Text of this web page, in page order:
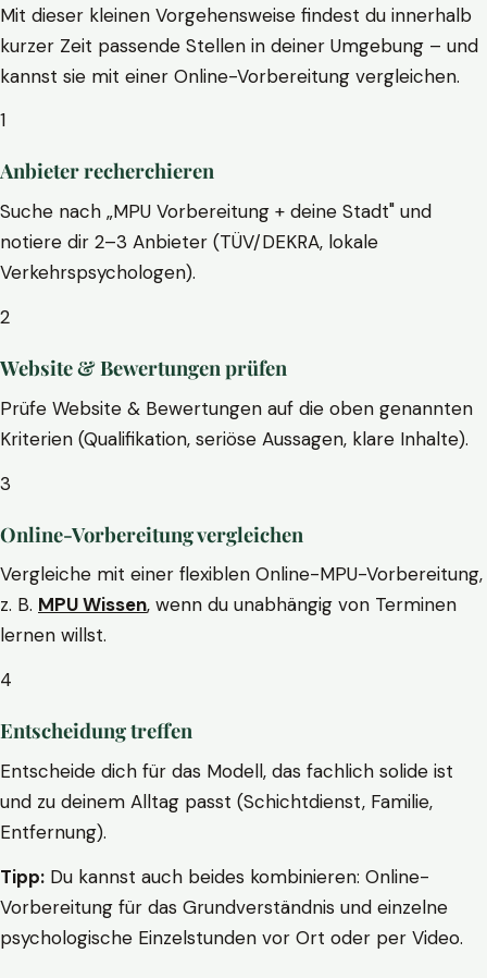
Mit dieser kleinen Vorgehensweise findest du innerhalb
kurzer Zeit passende Stellen in deiner Umgebung – und
kannst sie mit einer Online-Vorbereitung vergleichen.
1
Anbieter recherchieren
Suche nach „MPU Vorbereitung + deine Stadt" und
notiere dir 2–3 Anbieter (TÜV/DEKRA, lokale
Verkehrspsychologen).
2
Website & Bewertungen prüfen
Prüfe Website & Bewertungen auf die oben genannten
Kriterien (Qualifikation, seriöse Aussagen, klare Inhalte).
3
Online-Vorbereitung vergleichen
Vergleiche mit einer flexiblen Online-MPU-Vorbereitung,
z. B. MPU Wissen, wenn du unabhängig von Terminen
lernen willst.
4
Entscheidung treffen
Entscheide dich für das Modell, das fachlich solide ist
und zu deinem Alltag passt (Schichtdienst, Familie,
Entfernung).
Tipp: Du kannst auch beides kombinieren: Online-
Vorbereitung für das Grundverständnis und einzelne
psychologische Einzelstunden vor Ort oder per Video.